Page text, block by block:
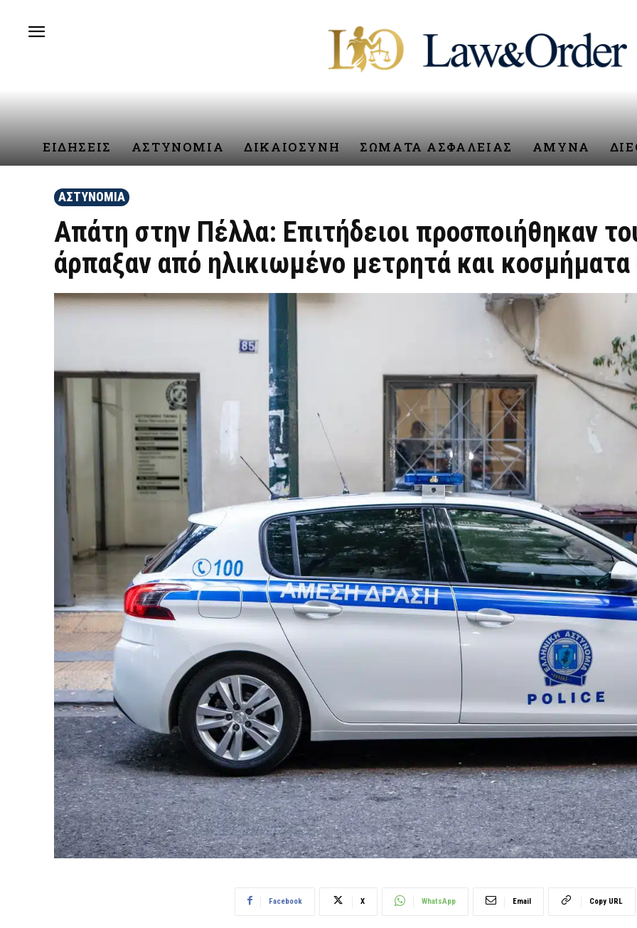
ΕΙΔΗΣΕΙΣ ΑΣΤΥΝΟΜΙΑ ΔΙΚΑΙΟΣΥΝΗ ΣΩΜΑΤΑ ΑΣΦΑΛΕΙΑΣ ΑΜΥΝΑ
ΑΣΤΥΝΟΜΙΑ
Απάτη στην Πέλλα: Επιτήδειοι προσποιήθηκαν
άρπαξαν από ηλικιωμένο μετρητά και
Facebook X WhatsApp Email Copy URL